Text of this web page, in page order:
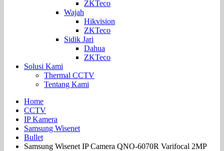
ZKTeco
Wajah
Hikvision
ZKTeco
Sidik Jari
Dahua
ZKTeco
Solusi Kami
Thermal CCTV
Tentang Kami
Home
CCTV
IP Kamera
Samsung Wisenet
Bullet
Samsung Wisenet IP Camera QNO-6070R Varifocal 2MP